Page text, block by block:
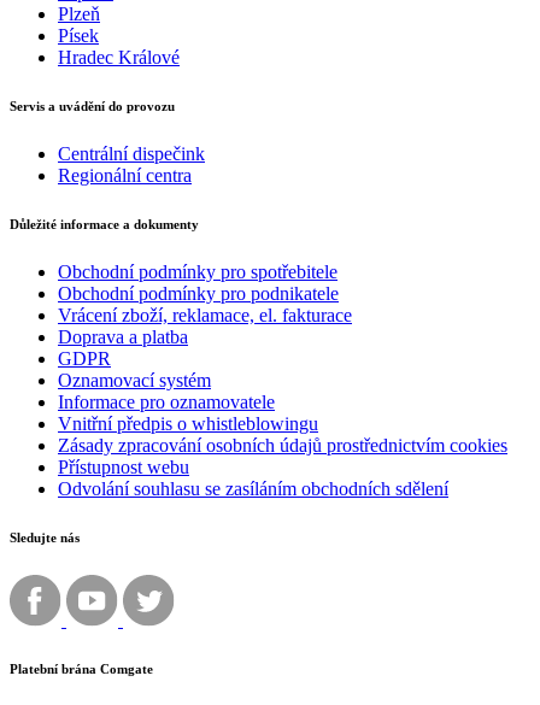
Plzeň
Písek
Hradec Králové
Servis a uvádění do provozu
Centrální dispečink
Regionální centra
Důležité informace a dokumenty
Obchodní podmínky pro spotřebitele
Obchodní podmínky pro podnikatele
Vrácení zboží, reklamace, el. fakturace
Doprava a platba
GDPR
Oznamovací systém
Informace pro oznamovatele
Vnitřní předpis o whistleblowingu
Zásady zpracování osobních údajů prostřednictvím cookies
Přístupnost webu
Odvolání souhlasu se zasíláním obchodních sdělení
Sledujte nás
Platební brána Comgate